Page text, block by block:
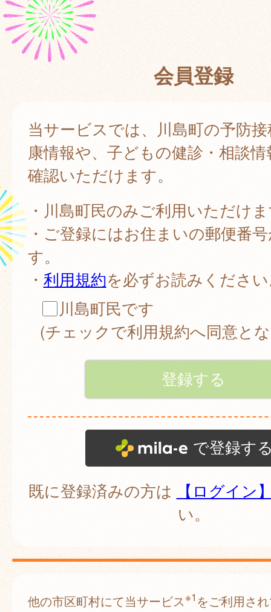
会員登録
当サービスでは、川島町の予防
康情報や、子どもの健診・相談
確認いただけます。
・川島町民のみご利用いただけ
・ご登録にはお住まいの郵便番
す。
・ 利用規約を必ずお読みくださ
川島町民です
(チェックで利用規約へ同意と
で登録す
既に登録済みの方は
【ログイン
い。
他の市区町村にて当サービス※1 をご利用さ